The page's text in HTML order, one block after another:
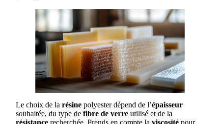
Le choix de la résine polyester dépend de l’épaisseur
souhaitée, du type de fibre de verre utilisé et de la